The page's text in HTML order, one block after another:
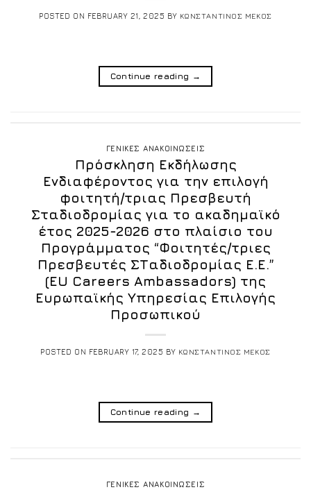
POSTED ON FEBRUARY 21, 2025 BY ΚΩΝΣΤΑΝΤΙΝΟΣ ΜΕΚΟΣ
Continue reading →
ΓΕΝΙΚΕΣ ΑΝΑΚΟΙΝΩΣΕΙΣ
Πρόσκληση Εκδήλωσης
Ενδιαφέροντος για την επιλογή
φοιτητή/τριας Πρεσβευτή
Σταδιοδρομίας για το ακαδημαϊκό
έτος 2025-2026 στο πλαίσιο του
Προγράμματος “Φοιτητές/τριες
Πρεσβευτές ΣΤαδιοδρομίας Ε.Ε.”
(EU Careers Ambassadors) της
Ευρωπαϊκής Υπηρεσίας Επιλογής
Προσωπικού
POSTED ON FEBRUARY 17, 2025 BY ΚΩΝΣΤΑΝΤΙΝΟΣ ΜΕΚΟΣ
Continue reading →
ΓΕΝΙΚΕΣ ΑΝΑΚΟΙΝΩΣΕΙΣ